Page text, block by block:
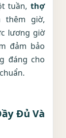
tuần, thợ
thêm giờ,
lương giờ
đảm bảo
đáng cho
Đủ Và